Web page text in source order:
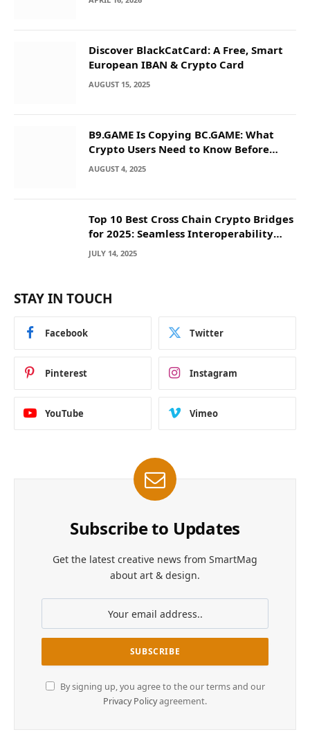
Discover BlackCatCard: A Free, Smart
European IBAN & Crypto Card
AUGUST 15, 2025
B9.GAME Is Copying BC.GAME: What
Crypto Users Need to Know Before
They Deposit
AUGUST 4, 2025
Top 10 Best Cross Chain Crypto Bridges
for 2025: Seamless Interoperability
Across Blockchain Networks
JULY 14, 2025
STAY IN TOUCH
Facebook Twitter
Pinterest Instagram
YouTube Vimeo
Subscribe to Updates
Get the latest creative news from SmartMag
about art & design.
By signing up, you agree to the our terms and our
Privacy Policyagreement.